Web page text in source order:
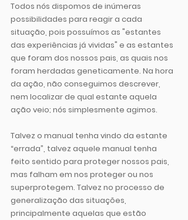
Todos nós dispomos de inúmeras
possibilidades para reagir a cada
situação, pois possuímos as "estantes
das experiências já vividas" e as estantes
que foram dos nossos pais, as quais nos
foram herdadas geneticamente. Na hora
da ação, não conseguimos descrever,
nem localizar de qual estante aquela
ação veio; nós simplesmente agimos.
Talvez o manual tenha vindo da estante
“errada”, talvez aquele manual tenha
feito sentido para proteger nossos pais,
mas falham em nos proteger ou nos
superprotegem. Talvez no processo de
generalização das situações,
principalmente aquelas que estão